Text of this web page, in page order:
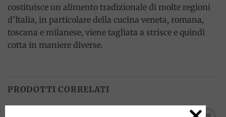
costituisce un alimento tradizionale di molte regioni
d’Italia, in particolare della cucina veneta, romana,
toscana e milanese, viene tagliata a strisce e quindi
cotta in maniere diverse.
PRODOTTI CORRELATI